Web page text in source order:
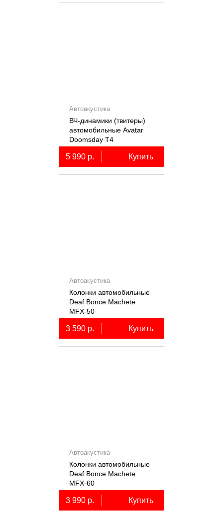
Автоакустика
ВЧ-динамики (твитеры)
автомобильные Avatar
Doomsday Т4
5 990 р. Купить
Автоакустика
Колонки автомобильные
Deaf Bonce Machete
MFX-50
3 590 р. Купить
Автоакустика
Колонки автомобильные
Deaf Bonce Machete
MFX-60
3 990 р. Купить